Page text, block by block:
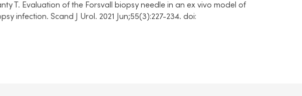
T. Evaluation of the Forsvall
biopsy needle in an ex vivo model of
infection. Scand J Urol. 2021 Jun;55(3):227-234. doi: